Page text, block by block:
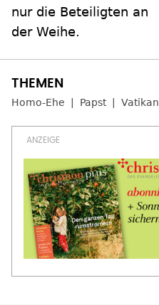
nur die Beteiligten an
der Weihe.
Homo-Ehe Papst Vatikan